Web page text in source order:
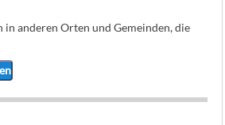
in anderen Orten und Gemeinden, die